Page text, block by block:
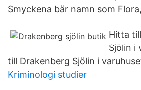
Smyckena bär namn som
Hitta
Sjölin i
till Drakenberg Sjölin i
Kriminologi studier